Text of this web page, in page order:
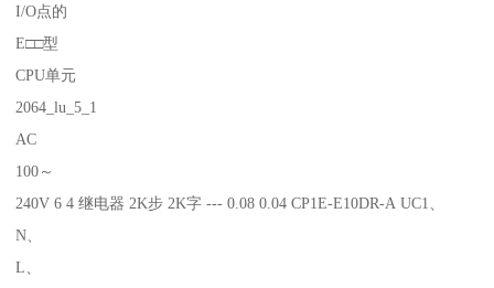
I/O点的
E□□型
CPU单元
2064_lu_5_1
AC
100～
240V 6 4 继电器 2K步 2K字 --- 0.08 0.04 CP1E-E10DR-A UC1、
N、
L、